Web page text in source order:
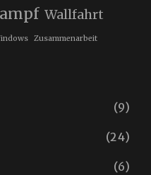
Wallfahrt
Zusammenarbeit
(9)
(24)
(6)